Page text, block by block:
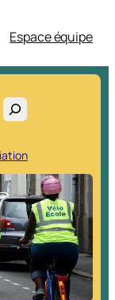
Espace équipe